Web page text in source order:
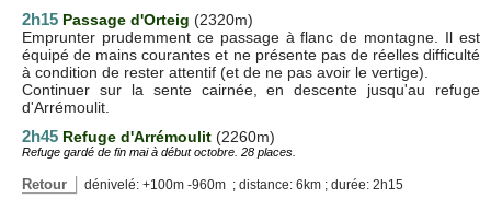
2h15 Passage d'Orteig (2320m)
Emprunter prudemment ce passage à flanc de montagne. Il est
équipé de mains courantes et ne présente pas de réelles difficulté
à condition de rester attentif (et de ne pas avoir le vertige).
Continuer sur la sente cairnée, en descente jusqu'au refuge
d'Arrémoulit.
2h45 Refuge d'Arrémoulit (2260m)
Refuge gardé de fin mai à début octobre. 28 places.
Retour dénivelé: +100m -960m ; distance: 6km ; durée: 2h15